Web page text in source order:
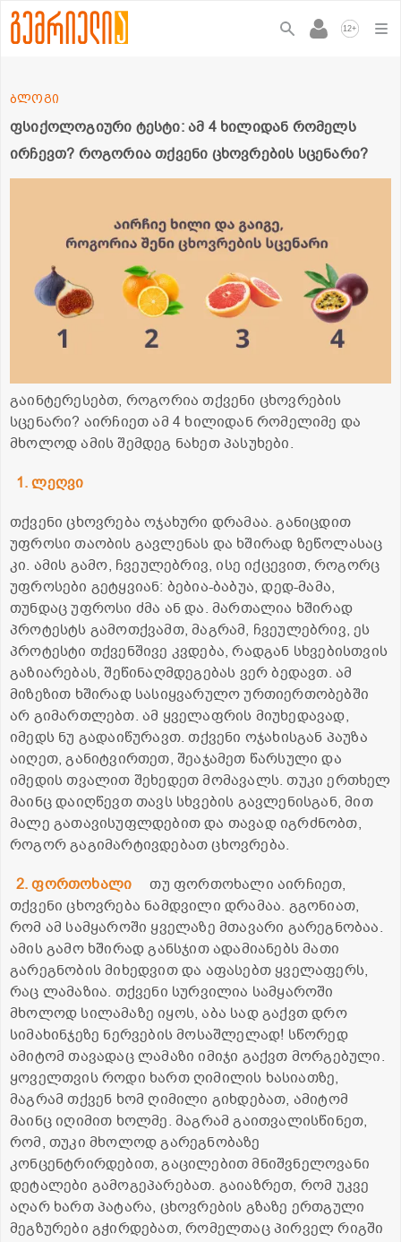
12+
ფსიქოლოგიური ტესტი: ამ 4 ხილიდან რომელს
ირჩევთ? როგორია თქვენი ცხოვრების სცენარი?
ბლოგი
გაინტერესებთ, როგორია თქვენი ცხოვრების
სცენარი? აირჩიეთ ამ 4 ხილიდან რომელიმე და
მხოლოდ ამის შემდეგ ნახეთ პასუხები.
1. ლეღვი
თქვენი ცხოვრება ოჯახური დრამაა. განიცდით
უფროსი თაობის გავლენას და ხშირად ზეწოლასაც
კი. ამის გამო, ჩვეულებრივ, ისე იქცევით, როგორც
უფროსები გეტყვიან: ბებია-ბაბუა, დედ-მამა,
თუნდაც უფროსი ძმა ან და. მართალია ხშირად
პროტესტს გამოთქვამთ, მაგრამ, ჩვეულებრივ, ეს
პროტესტი თქვენშივე კვდება, რადგან სხვებისთვის
გაზიარებას, შეწინაღმდეგებას ვერ ბედავთ. ამ
მიზეზით ხშირად სასიყვარულო ურთიერთობებში
არ გიმართლებთ. ამ ყველაფრის მიუხედავად,
იმედს ნუ გადაიწურავთ. თქვენი ოჯახისგან პაუზა
აიღეთ, განიტვირთეთ, შეაჯამეთ წარსული და
იმედის თვალით შეხედეთ მომავალს. თუკი ერთხელ
მაინც დაიღწევთ თავს სხვების გავლენისგან, მით
მალე გათავისუფლდებით და თავად იგრძნობთ,
როგორ გაგიმარტივდებათ ცხოვრება.
2. ფორთოხალი
თუ ფორთოხალი აირჩიეთ,
თქვენი ცხოვრება ნამდვილი დრამაა. გგონიათ,
რომ ამ სამყაროში ყველაზე მთავარი გარეგნობაა.
ამის გამო ხშირად განსჯით ადამიანებს მათი
გარეგნობის მიხედვით და აფასებთ ყველაფერს,
რაც ლამაზია. თქვენი სურვილია სამყაროში
მხოლოდ სილამაზე იყოს, აბა სად გაქვთ დრო
სიმახინჯეზე ნერვების მოსაშლელად! სწორედ
ამიტომ თავადაც ლამაზი იმიჯი გაქვთ მორგებული.
ყოველთვის როდი ხართ ღიმილის ხასიათზე,
მაგრამ თქვენ ხომ ღიმილი გიხდებათ, ამიტომ
მაინც იღიმით ხოლმე. მაგრამ გაითვალისწინეთ,
რომ, თუკი მხოლოდ გარეგნობაზე
კონცენტრირდებით, გაცილებით მნიშვნელოვანი
დეტალები გამოგეპარებათ. გაიაზრეთ, რომ უკვე
აღარ ხართ პატარა, ცხოვრების გზაზე ერთგული
მეგზურები გჭირდებათ, რომელთაც პირველ რიგში